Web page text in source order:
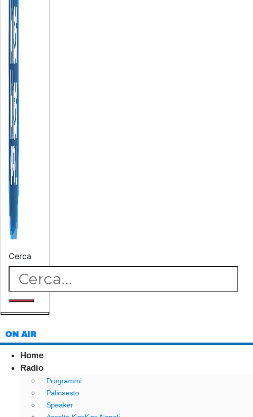
Cerca
ON AIR
Home
Radio
Programmi
Palinsesto
Speaker